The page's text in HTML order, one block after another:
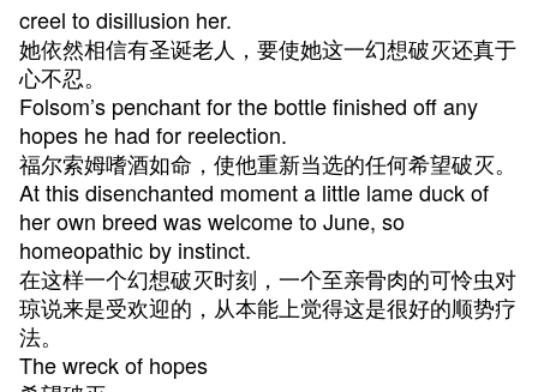
creel to disillusion her.
她依然相信有圣诞老人，要使她这一幻想破灭还真于
心不忍。
Folsom’s penchant for the bottle finished off any
hopes he had for reelection.
福尔索姆嗜酒如命，使他重新当选的任何希望破灭。
At this disenchanted moment a little lame duck of
her own breed was welcome to June, so
homeopathic by instinct.
在这样一个幻想破灭时刻，一个至亲骨肉的可怜虫对
琼说来是受欢迎的，从本能上觉得这是很好的顺势疗
法。
The wreck of hopes